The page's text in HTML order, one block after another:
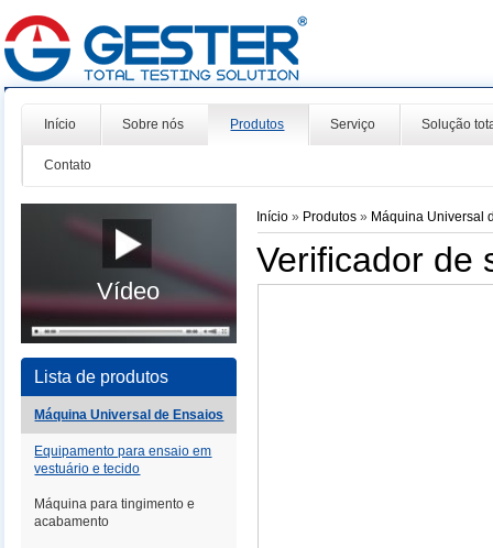
Início Sobre nós Produtos Serviço Solução
Contato
Vídeo
Lista de produtos
Máquina Universal de Ensaios
Equipamento para ensaio em
vestuário e tecido
Máquina para tingimento e
acabamento
Início » Produtos» Máquina Universal
Verificador de